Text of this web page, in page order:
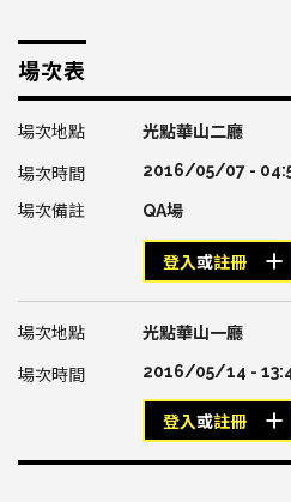
場次表
光點華山二廳
2016/05/07 -
QA場
登入或註冊
光點華山一廳
2016/05/14 -
登入或註冊